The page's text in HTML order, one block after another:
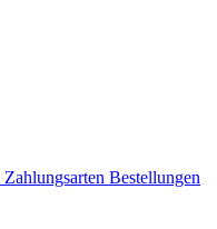
Zahlungsarten Bestellungen